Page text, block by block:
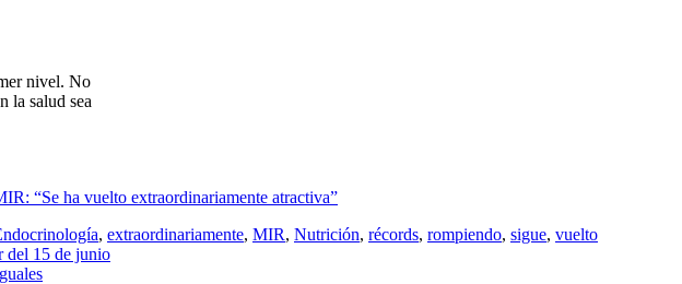
nivel. No
la salud sea
“Se ha vuelto extraordinariamente atractiva”
, extraordinariamente, MIR, Nutrición, récords, rompiendo, sigue, vuelto
del 15 de junio